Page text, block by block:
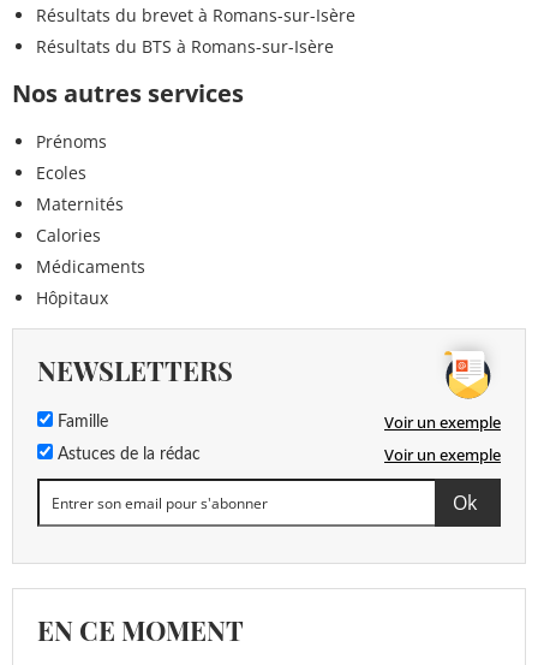
Résultats du brevet à Romans-sur-Isère
Résultats du BTS à Romans-sur-Isère
Nos autres services
Prénoms
Ecoles
Maternités
Calories
Médicaments
Hôpitaux
NEWSLETTERS
Famille Voir un exemple
Astuces de la rédac Voir un exemple
EN CE MOMENT